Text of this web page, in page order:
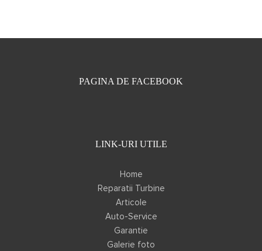
PAGINA DE FACEBOOK
LINK-URI UTILE
Home
Reparatii Turbine
Articole
Auto-Service
Garantie
Galerie foto